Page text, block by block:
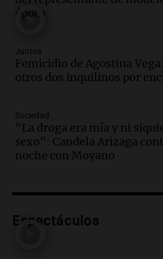
Audio.Se registra
Zapala, Neuquén, con
Episodios
Audio.Controversia en
Panorama Federal
Episodios
Audio.Mateo Bouniba,
María, necesita un
Audio.Fieles celebran a
época
Juntos
Femicidio de Agostina
otros dos inquilinos por
Sociedad
"La droga era mía y ni
sexo": Candela Arizaga
noche con Moyano
Espectáculos